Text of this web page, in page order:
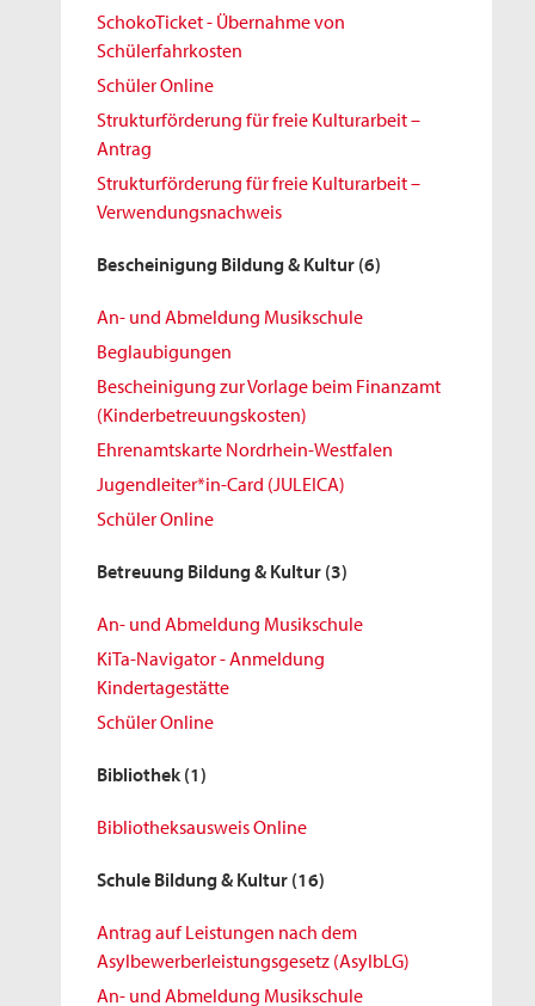
SchokoTicket - Übernahme von
Schülerfahrkosten
Schüler Online
Strukturförderung für freie Kulturarbeit –
Antrag
Strukturförderung für freie Kulturarbeit –
Verwendungsnachweis
Bescheinigung Bildung & Kultur (6)
An- und Abmeldung Musikschule
Beglaubigungen
Bescheinigung zur Vorlage beim Finanzamt
(Kinderbetreuungskosten)
Ehrenamtskarte Nordrhein-Westfalen
Jugendleiter*in-Card (JULEICA)
Schüler Online
Betreuung Bildung & Kultur (3)
An- und Abmeldung Musikschule
KiTa-Navigator - Anmeldung
Kindertagestätte
Schüler Online
Bibliothek (1)
Bibliotheksausweis Online
Schule Bildung & Kultur (16)
Antrag auf Leistungen nach dem
Asylbewerberleistungsgesetz (AsylbLG)
An- und Abmeldung Musikschule